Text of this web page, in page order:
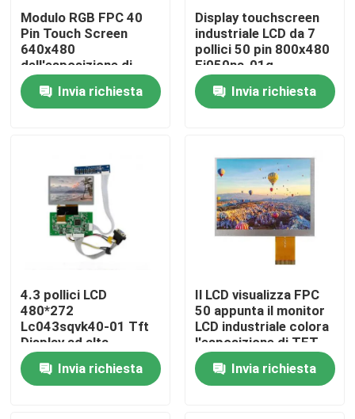
Prodotti
Video
Su di noi
Controllo Qualità
Contattaci
Notizie
Richiedi un preventivo
Modulo RGB FPC 40
Pin Touch Screen
640x480
dell'esposizione di
At056tn53 V.1 TFT
LCD
Invia richiesta
Display touchscreen
industriale LCD da 7
pollici 50 pin 800x480
Ej050na-01g
Invia richiesta
4.3 pollici LCD
480*272
Lc043sqvk40-01 Tft
Display ad alta
risoluzione Ttl
Invia richiesta
Il LCD visualizza FPC
50 appunta il monitor
LCD industriale colora
l'esposizione di TFT
Invia richiesta